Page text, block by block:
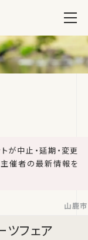
が中止・延期・変更
主催者の最新情報を
ツフェア
山鹿市